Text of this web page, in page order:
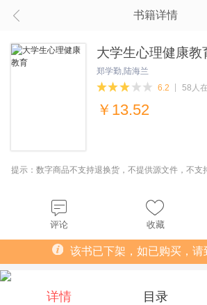
书籍详情
大学生心理健康教
郑学勤,陆海兰
6.2
58人
￥ 13.52
提示：数字商品不支持退换货，不提供源文件，不支
评论 收藏
该书已下架，如已购买，请
详情 目录